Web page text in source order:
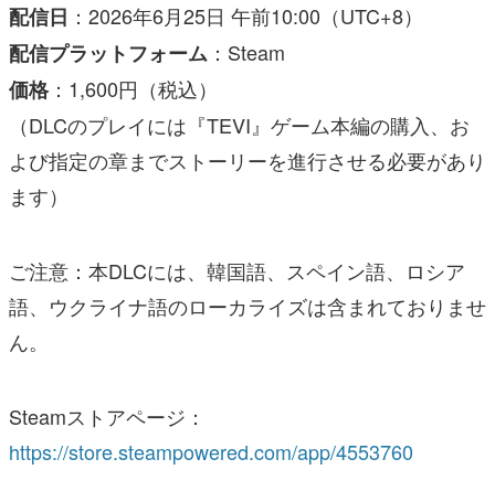
配信日 ：2026年6月25日 午前10:00（UTC+8）
配信プラットフォーム ：Steam
価格：1,600円（税込）
（DLCのプレイには『TEVI』ゲーム本編の購入、お
よび指定の章までストーリーを進行させる必要があり
ます）
ご注意：本DLCには、韓国語、スペイン語、ロシア
語、ウクライナ語のローカライズは含まれておりませ
ん。
Steamストアページ：
https://store.steampowered.com/app/4553760